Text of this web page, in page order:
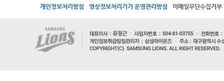
개인정보처리방침 영상정보처리기기 운영관리방침 이메일무단수집거부